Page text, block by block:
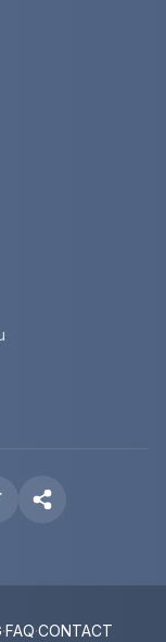
·FAQ·CONTACT